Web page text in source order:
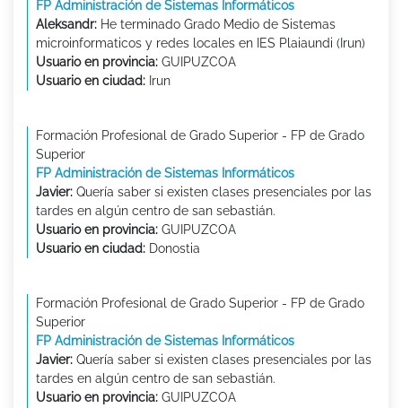
FP Administración de Sistemas Informáticos
Aleksandr: He terminado Grado Medio de Sistemas
microinformaticos y redes locales en IES Plaiaundi (Irun)
Usuario en provincia: GUIPUZCOA
Usuario en ciudad: Irun
Formación Profesional de Grado Superior - FP de Grado
Superior
FP Administración de Sistemas Informáticos
Javier: Quería saber si existen clases presenciales por las
tardes en algún centro de san sebastián.
Usuario en provincia: GUIPUZCOA
Usuario en ciudad: Donostia
Formación Profesional de Grado Superior - FP de Grado
Superior
FP Administración de Sistemas Informáticos
Javier: Quería saber si existen clases presenciales por las
tardes en algún centro de san sebastián.
Usuario en provincia: GUIPUZCOA